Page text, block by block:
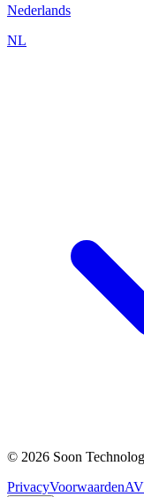
Nederlands
NL
© 2026 Soon
PrivacyVoorwaarden